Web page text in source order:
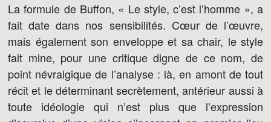
La formule de Buffon, « Le style, c’est l’homme », a
fait date dans nos sensibilités. Cœur de l’œuvre,
mais également son enveloppe et sa chair, le style
fait mine, pour une critique digne de ce nom, de
point névralgique de l’analyse : là, en amont de tout
récit et le déterminant secrètement, antérieur aussi à
toute idéologie qui n’est plus que l’expression